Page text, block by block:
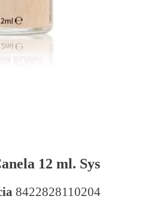
12 ml. Sys
8422828110204